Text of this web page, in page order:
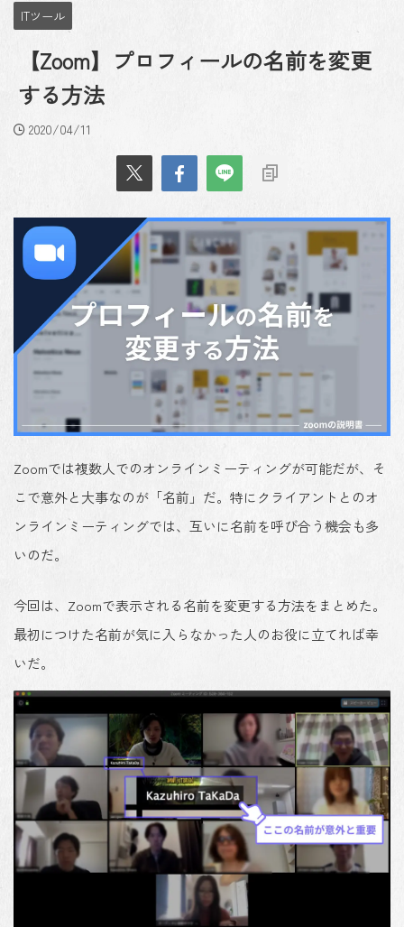
ITツール
【Zoom】プロフィールの名前を変更
する方法
2020/04/11
Zoomでは複数人でのオンラインミーティングが可能だが、そ
こで意外と大事なのが「名前」だ。特にクライアントとのオ
ンラインミーティングでは、互いに名前を呼び合う機会も多
いのだ。
今回は、Zoomで表示される名前を変更する方法をまとめた。
最初につけた名前が気に入らなかった人のお役に立てれば幸
いだ。